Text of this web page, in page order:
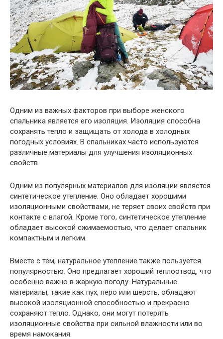
Одним из важных факторов при выборе женского
спальника является его изоляция. Изоляция способна
сохранять тепло и защищать от холода в холодных
погодных условиях. В спальниках часто используются
различные материалы для улучшения изоляционных
свойств.
Одним из популярных материалов для изоляции является
синтетическое утепление. Оно обладает хорошими
изоляционными свойствами, не теряет своих свойств при
контакте с влагой. Кроме того, синтетическое утепление
обладает высокой сжимаемостью, что делает спальник
компактным и легким.
Вместе с тем, натуральное утепление также пользуется
популярностью. Оно предлагает хороший теплоотвод, что
особенно важно в жаркую погоду. Натуральные
материалы, такие как пух, перо или шерсть, обладают
высокой изоляционной способностью и прекрасно
сохраняют тепло. Однако, они могут потерять
изоляционные свойства при сильной влажности или во
время намокания.